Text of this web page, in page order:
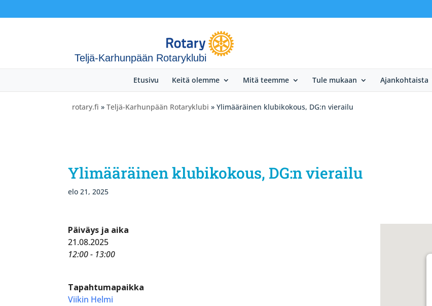
Teljä-Karhunpään Rotaryklubi
Etusivu Keitä olemme Mitä teemme Tule mukaan Ajankohtaista
rotary.fi » Teljä-Karhunpään Rotaryklubi » Ylimääräinen klubikokous, DG:n vierailu
Ylimääräinen klubikokous, DG:n vierailu
elo 21, 2025
Päiväys ja aika
21.08.2025
12:00 - 13:00
Tapahtumapaikka
Viikin Helmi